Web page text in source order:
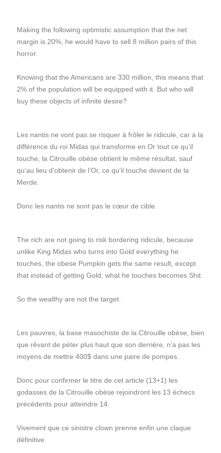
Making the following optimistic assumption that the net
margin is 20%, he would have to sell 8 million pairs of this
horror.
Knowing that the Americans are 330 million, this means that
2% of the population will be equipped with it. But who will
buy these objects of infinite desire?
Les nantis ne vont pas se risquer à frôler le ridicule, car à la
différence du roi Midas qui transforme en Or tout ce qu’il
touche, la Citrouille obèse obtient le même résultat, sauf
qu’au lieu d’obtenir de l’Or, ce qu’il touche devient de la
Merde.
Donc les nantis ne sont pas le cœur de cible.
The rich are not going to risk bordering ridicule, because
unlike King Midas who turns into Gold everything he
touches, the obese Pumpkin gets the same result, except
that instead of getting Gold, what he touches becomes Shit.
So the wealthy are not the target.
Les pauvres, la base masochiste de la Citrouille obèse, bien
que rêvant de péter plus haut que son derrière, n’a pas les
moyens de mettre 400$ dans une paire de pompes.
Donc pour confirmer le titre de cet article (13+1) les
godasses de la Citrouille obèse rejoindront les 13 échecs
précédents pour atteindre 14.
Vivement que ce sinistre clown prenne enfin une claque
définitive.